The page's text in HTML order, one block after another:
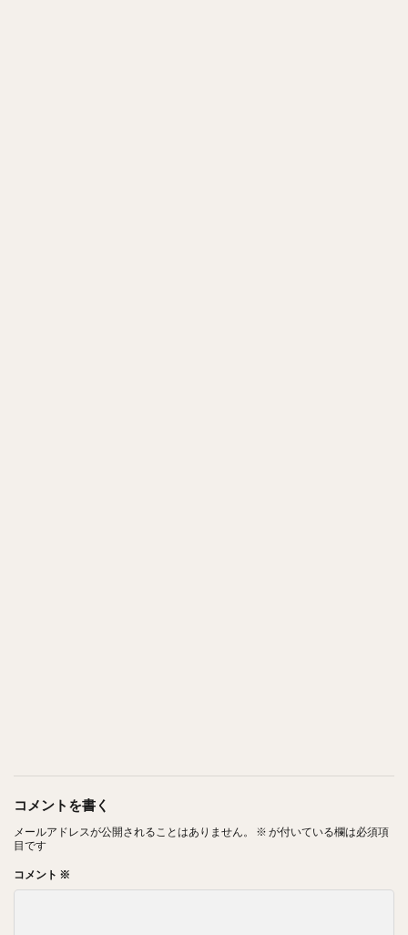
コメントを書く
メールアドレスが公開されることはありません。 ※ が付いている欄は必須項
目です
コメント ※